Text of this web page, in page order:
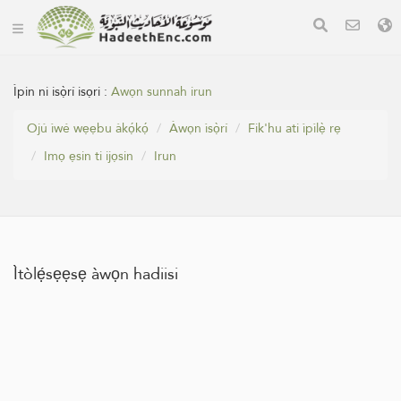
Ìpin ni isọ̀rí isọri :Awọn sunnah irun
Ojú ìwé wẹẹbu àkọ́kọ́
Àwọn ìsọ̀rí
Fik'hu ati ìpìlẹ̀ rẹ
Imọ ẹsin ti ijọsin
Irun
Ìtòlẹ́sẹẹsẹ àwọn hadiisi